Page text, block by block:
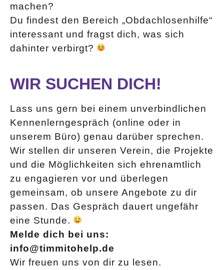
machen?
Du findest den Bereich „Obdachlosenhilfe“
interessant und fragst dich, was sich
dahinter verbirgt?
WIR SUCHEN DICH!
Lass uns gern bei einem unverbindlichen
Kennenlerngespräch (online oder in
unserem Büro) genau darüber sprechen.
Wir stellen dir unseren Verein, die Projekte
und die Möglichkeiten sich ehrenamtlich
zu engagieren vor und überlegen
gemeinsam, ob unsere Angebote zu dir
passen. Das Gespräch dauert ungefähr
eine Stunde.
Melde dich bei uns:
info@timmitohelp.de
Wir freuen uns von dir zu lesen.